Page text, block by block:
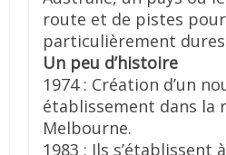
route et de pistes
particulièrement
Un peu d’histoire
1974 : Création d’un
établissement dans la
Melbourne.
1983 : Ils s’établissent